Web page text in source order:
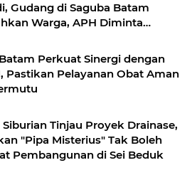
Gudang di Saguba Batam
Warga, APH Diminta
Perkuat Sinergi dengan
Pastikan Pelayanan Obat Aman
Tinjau Proyek Drainase,
"Pipa Misterius" Tak Boleh
Pembangunan di Sei Beduk